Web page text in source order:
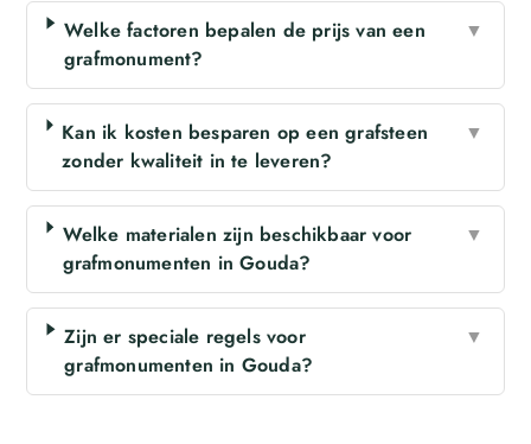
Welke factoren bepalen de prijs van een
grafmonument?
▼
Kan ik kosten besparen op een grafsteen
zonder kwaliteit in te leveren?
▼
Welke materialen zijn beschikbaar voor
grafmonumenten in Gouda?
▼
Zijn er speciale regels voor
grafmonumenten in Gouda?
▼